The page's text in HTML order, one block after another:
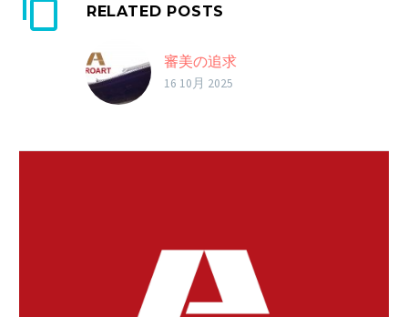
RELATED POSTS
審美の追求
16 10月 2025